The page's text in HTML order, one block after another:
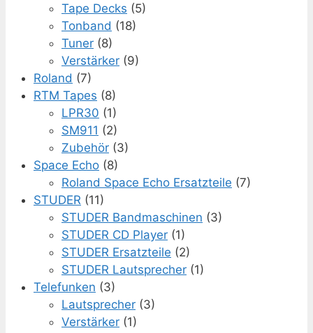
Tape Decks (5)
Tonband (18)
Tuner (8)
Verstärker (9)
Roland (7)
RTM Tapes (8)
LPR30 (1)
SM911 (2)
Zubehör (3)
Space Echo (8)
Roland Space Echo Ersatzteile (7)
STUDER (11)
STUDER Bandmaschinen (3)
STUDER CD Player (1)
STUDER Ersatzteile (2)
STUDER Lautsprecher (1)
Telefunken (3)
Lautsprecher (3)
Verstärker (1)